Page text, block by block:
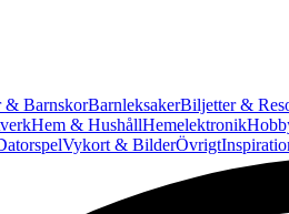
& BarnskorBarnleksakerBiljetter &
Hem & HushållHemelektronik
Vykort & BilderÖvrigt